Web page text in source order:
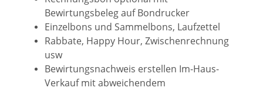
Bewirtungsbeleg auf Bondrucker
Einzelbons und Sammelbons, Laufzettel
Rabbate, Happy Hour, Zwischenrechnung
usw
Bewirtungsnachweis erstellen Im-Haus-
Verkauf mit abweichendem